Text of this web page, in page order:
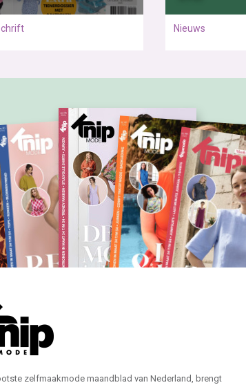
Nieuws
zelfmaakmode maandblad van Nederland, brengt